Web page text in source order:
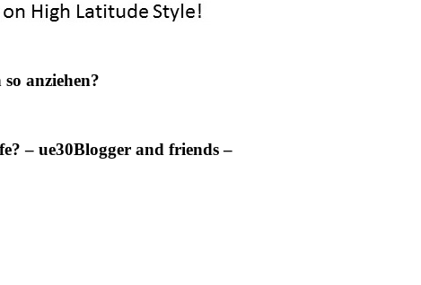
anziehen?
– ue30Blogger and friends –